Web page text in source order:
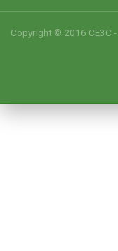
Copyright © 2016 CE3C